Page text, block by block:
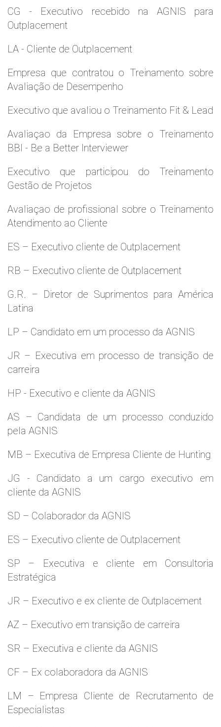
CG - Executivo recebido na AGNIS para
Outplacement
LA - Cliente de Outplacement
Empresa que contratou o Treinamento sobre
Avaliação de Desempenho
Executivo que avaliou o Treinamento Fit & Lead
Avaliaçao da Empresa sobre o Treinamento
BBI - Be a Better Interviewer
Executivo que participou do Treinamento
Gestão de Projetos
Avaliaçao de profissional sobre o Treinamento
Atendimento ao Cliente
ES – Executivo cliente de Outplacement
RB – Executivo cliente de Outplacement
G.R. – Diretor de Suprimentos para América
Latina
LP – Candidato em um processo da AGNIS
JR – Executiva em processo de transição de
carreira
HP - Executivo e cliente da AGNIS
AS – Candidata de um processo conduzido
pela AGNIS
MB – Executiva de Empresa Cliente de Hunting
JG - Candidato a um cargo executivo em
cliente da AGNIS
SD – Colaborador da AGNIS
ES – Executivo cliente de Outplacement
SP – Executiva e cliente em Consultoria
Estratégica
JR – Executivo e ex cliente de Outplacement
AZ – Executivo em transição de carreira
SR – Executiva e cliente da AGNIS
CF – Ex colaboradora da AGNIS
LM – Empresa Cliente de Recrutamento de
Especialistas